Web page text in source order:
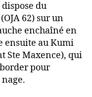
du
62) sur un
enchaîné en
ensuite au Kumi
Ste Maxence), qui
pour